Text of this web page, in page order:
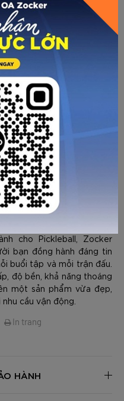
giác mạnh mẽ và sang
Đây là màu sắc dễ phối
thích hợp cho cả thi đấu
môn như pickleball, cầu
cho Pickleball, Zocker
bạn đồng hành đáng tin
buổi tập và mỗi trận đấu.
độ bền, khả năng thoáng
một sản phẩm vừa đẹp,
cầu vận động.
In trang
HÀNH
HỦY